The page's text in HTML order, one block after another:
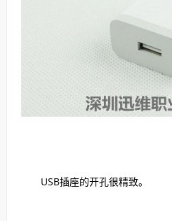
USB插座的开孔很精致。